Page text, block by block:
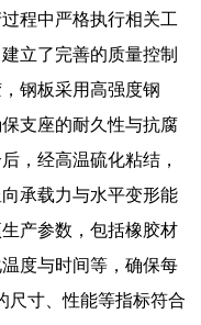
程中严格执行相关工
立了完善的质量控制
钢板采用高强度钢
支座的耐久性与抗腐
，经高温硫化粘结，
承载力与水平变形能
产参数，包括橡胶材
度与时间等，确保每
尺寸、性能等指标符合